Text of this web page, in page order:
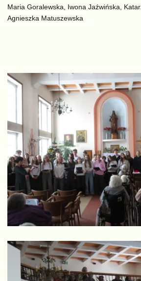
Maria Goralewska, Iwona Jaźwińska,
Agnieszka Matuszewska